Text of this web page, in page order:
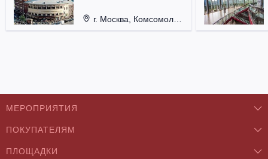
г. Москва, Комсомольская пл., д. 4.
МЕРОПРИЯТИЯ
Концерты
ПОКУПАТЕЛЯМ
ПЛОЩАДКИ